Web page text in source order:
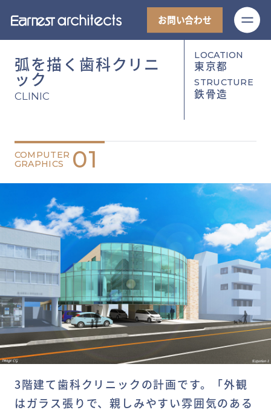
お問い合わせ
弧を描く歯科クリニ
ック
CLINIC
LOCATION
東京都
STRUCTURE
鉄骨造
COMPUTER
GRAPHICS
01
3階建て歯科クリニックの計画です。「外観
はガラス張りで、親しみやすい雰囲気のある